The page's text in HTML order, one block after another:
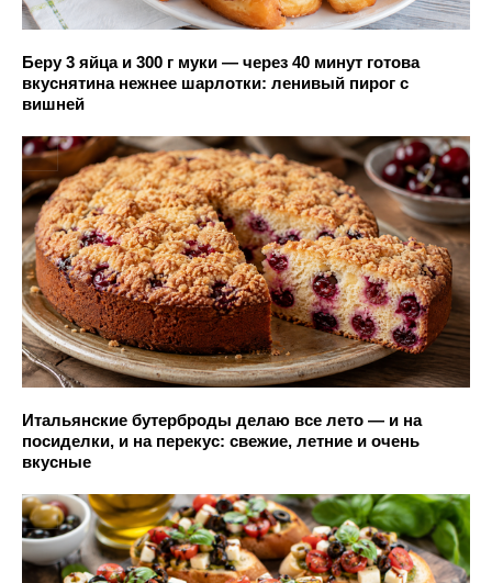
Беру 3 яйца и 300 г муки — через 40 минут готова
вкуснятина нежнее шарлотки: ленивый пирог с
вишней
Итальянские бутерброды делаю все лето — и на
посиделки, и на перекус: свежие, летние и очень
вкусные